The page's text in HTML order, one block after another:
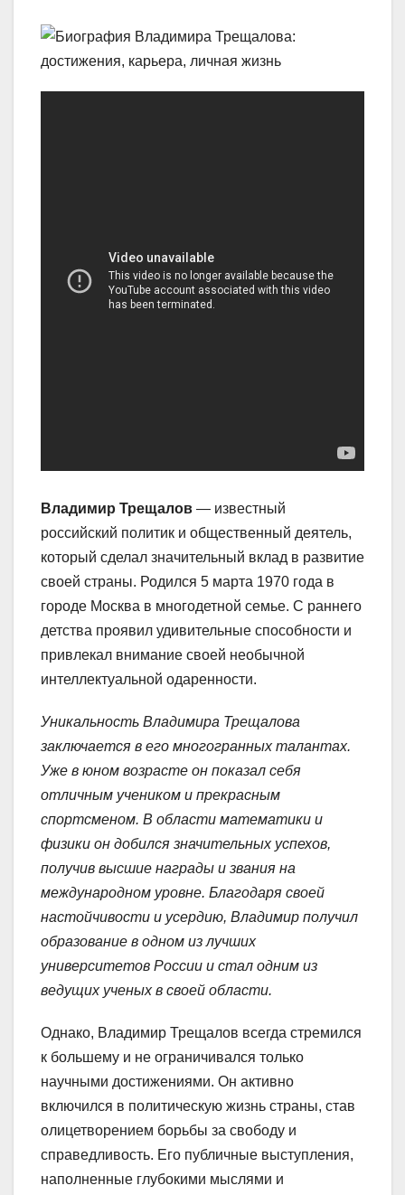
Владимир Трещалов — известный
российский политик и общественный деятель,
который сделал значительный вклад в развитие
своей страны. Родился 5 марта 1970 года в
городе Москва в многодетной семье. С раннего
детства проявил удивительные способности и
привлекал внимание своей необычной
интеллектуальной одаренности.
Уникальность Владимира Трещалова
заключается в его многогранных талантах.
Уже в юном возрасте он показал себя
отличным учеником и прекрасным
спортсменом. В области математики и
физики он добился значительных успехов,
получив высшие награды и звания на
международном уровне. Благодаря своей
настойчивости и усердию, Владимир получил
образование в одном из лучших
университетов России и стал одним из
ведущих ученых в своей области.
Однако, Владимир Трещалов всегда стремился
к большему и не ограничивался только
научными достижениями. Он активно
включился в политическую жизнь страны, став
олицетворением борьбы за свободу и
справедливость. Его публичные выступления,
наполненные глубокими мыслями и